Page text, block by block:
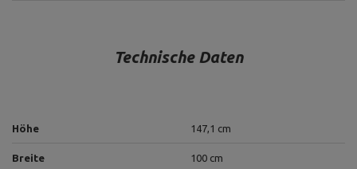
Technische Daten
Höhe 147,1 cm
Breite 100 cm